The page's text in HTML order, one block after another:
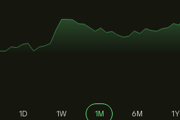
1D 1W 1M 6M 1Y